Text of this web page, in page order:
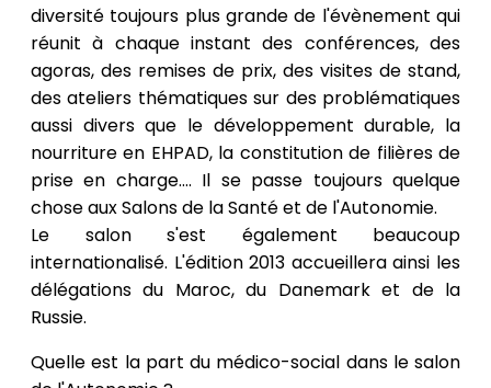
diversité toujours plus grande de l'évènement qui
réunit à chaque instant des conférences, des
agoras, des remises de prix, des visites de stand,
des ateliers thématiques sur des problématiques
aussi divers que le développement durable, la
nourriture en EHPAD, la constitution de filières de
prise en charge.... Il se passe toujours quelque
chose aux Salons de la Santé et de l'Autonomie.
Le salon s'est également beaucoup
internationalisé. L'édition 2013 accueillera ainsi les
délégations du Maroc, du Danemark et de la
Russie.
Quelle est la part du médico-social dans le salon